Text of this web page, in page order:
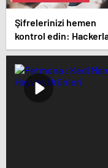
Şifrelerinizi hemen
kontrol edin:
dakikalar içinde